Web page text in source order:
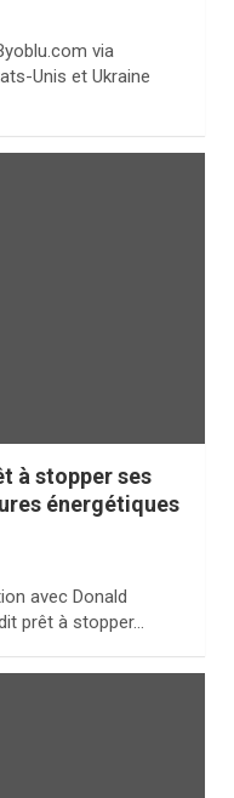
via
Unis et Ukraine
à stopper ses
énergétiques
avec Donald
prêt à stopper…